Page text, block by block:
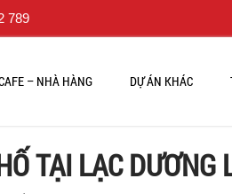
789
– NHÀ HÀNG DỰ ÁN KHÁC
TẠI LẠC DƯƠNG